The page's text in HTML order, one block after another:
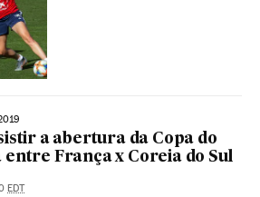
a abertura da Copa do
França x Coreia do Sul
EDT